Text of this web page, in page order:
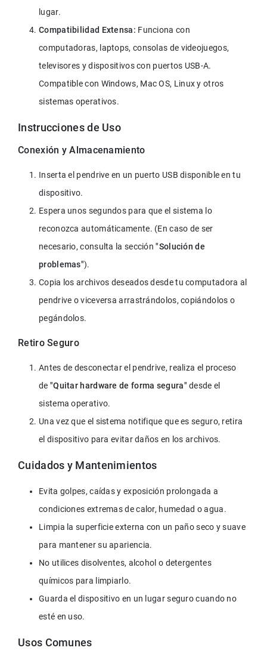
lugar.
Compatibilidad Extensa: Funciona con
computadoras, laptops, consolas de videojuegos,
televisores y dispositivos con puertos USB-A.
Compatible con Windows, Mac OS, Linux y otros
sistemas operativos.
Instrucciones de Uso
Conexión y Almacenamiento
Inserta el pendrive en un puerto USB disponible en tu
dispositivo.
Espera unos segundos para que el sistema lo
reconozca automáticamente. (En caso de ser
necesario, consulta la sección "Solución de
problemas").
Copia los archivos deseados desde tu computadora al
pendrive o viceversa arrastrándolos, copiándolos o
pegándolos.
Retiro Seguro
Antes de desconectar el pendrive, realiza el proceso
de "Quitar hardware de forma segura" desde el
sistema operativo.
Una vez que el sistema notifique que es seguro, retira
el dispositivo para evitar daños en los archivos.
Cuidados y Mantenimientos
Evita golpes, caídas y exposición prolongada a
condiciones extremas de calor, humedad o agua.
Limpia la superficie externa con un paño seco y suave
para mantener su apariencia.
No utilices disolventes, alcohol o detergentes
químicos para limpiarlo.
Guarda el dispositivo en un lugar seguro cuando no
esté en uso.
Usos Comunes